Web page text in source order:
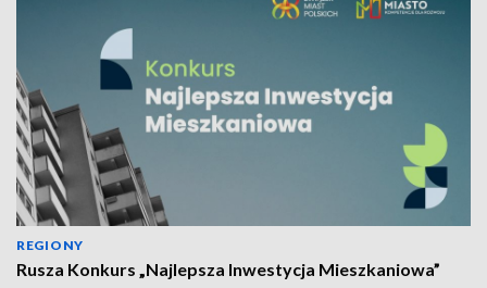
REGIONY
Rusza Konkurs „Najlepsza Inwestycja Mieszkaniowa”